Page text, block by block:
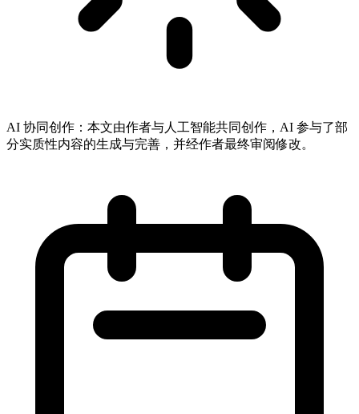
AI 协同创作： 本文由作者与人工智能共同创作，AI 参与了部
分实质性内容的生成与完善，并经作者最终审阅修改。